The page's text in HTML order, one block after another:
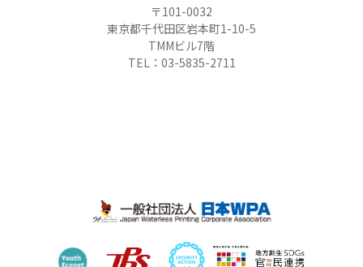
〒101-0032
東京都千代田区岩本町1-10-5
TMMビル7階
TEL：03-5835-2711